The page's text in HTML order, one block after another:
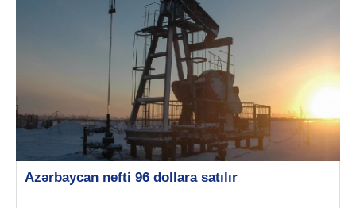
Azərbaycan nefti 96 dollara satılır